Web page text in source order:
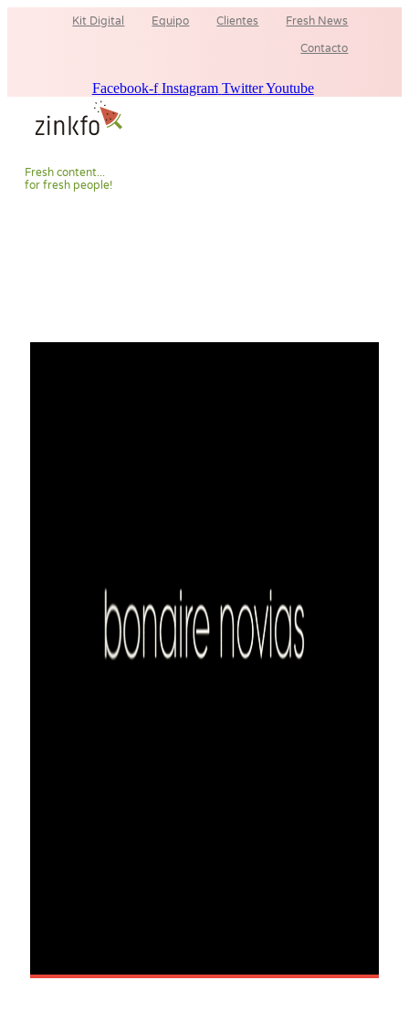
Kit Digital Equipo Clientes Fresh News
Contacto
Facebook-f Instagram TwitterYoutube
Fresh content...
for fresh people!